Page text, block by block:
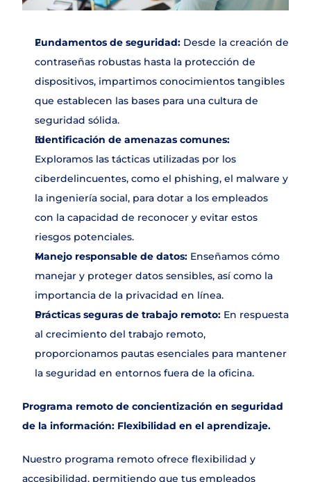
Fundamentos de seguridad: Desde la creación de
contraseñas robustas hasta la protección de
dispositivos, impartimos conocimientos tangibles
que establecen las bases para una cultura de
seguridad sólida.
Identificación de amenazas comunes:
Exploramos las tácticas utilizadas por los
ciberdelincuentes, como el phishing, el malware y
la ingeniería social, para dotar a los empleados
con la capacidad de reconocer y evitar estos
riesgos potenciales.
Manejo responsable de datos: Enseñamos cómo
manejar y proteger datos sensibles, así como la
importancia de la privacidad en línea.
Prácticas seguras de trabajo remoto: En respuesta
al crecimiento del trabajo remoto,
proporcionamos pautas esenciales para mantener
la seguridad en entornos fuera de la oficina.
Programa remoto de concientización en seguridad
de la información: Flexibilidad en el aprendizaje.
Nuestro programa remoto ofrece flexibilidad y
accesibilidad, permitiendo que tus empleados